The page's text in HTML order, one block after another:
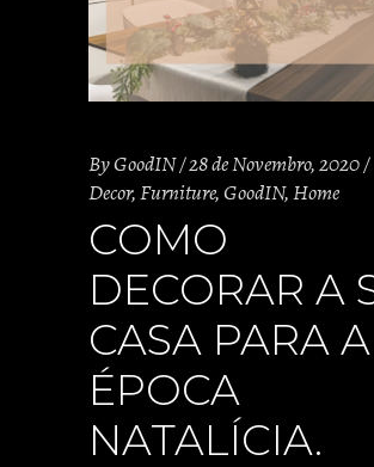
ByGoodIN 28 de Novembro, 2020
Decor,Furniture,GoodIN,Home
COMO
DECORAR A
CASA PARA A
ÉPOCA
NATALÍCIA.